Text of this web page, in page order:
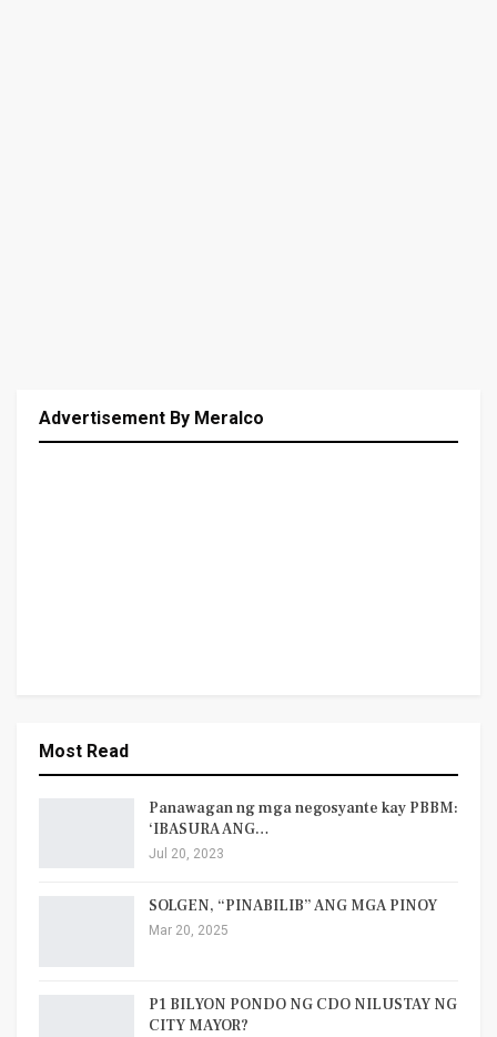
Advertisement By Meralco
Most Read
Panawagan ng mga negosyante kay PBBM:
‘IBASURA ANG…
Jul 20, 2023
SOLGEN, “PINABILIB” ANG MGA PINOY
Mar 20, 2025
P1 BILYON PONDO NG CDO NILUSTAY NG
CITY MAYOR?